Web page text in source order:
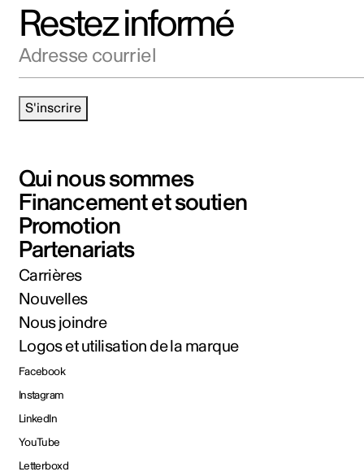
Restez informé
S'inscrire
Qui nous sommes
Financement et soutien
Promotion
Partenariats
Carrières
Nouvelles
Nous joindre
Logos et utilisation de la marque
Facebook
Instagram
LinkedIn
YouTube
Letterboxd